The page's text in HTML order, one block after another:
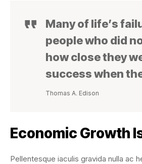
Many of life’s
people who did
how close they
success when
Thomas A. Edison
Economic Growth
Pellentesque iaculis gravida nulla ac